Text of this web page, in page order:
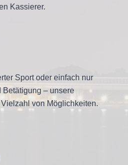
Kassierer.
Sport oder einfach nur
– unsere
von Möglichkeiten.